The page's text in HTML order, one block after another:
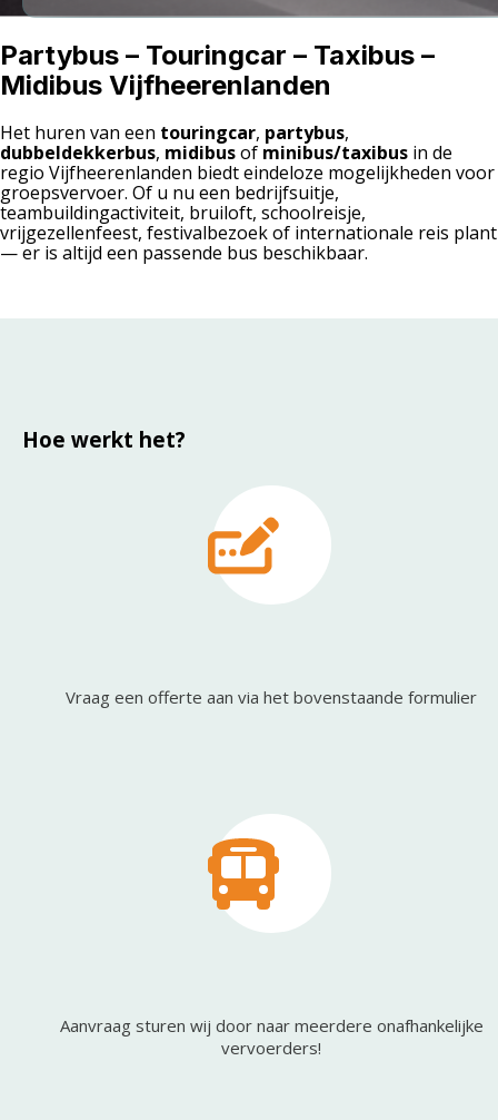
Partybus – Touringcar – Taxibus –
Midibus Vijfheerenlanden
Het huren van een touringcar, partybus,
dubbeldekkerbus, midibusof minibus/taxibus in de
regio Vijfheerenlanden biedt eindeloze mogelijkheden voor
groepsvervoer. Of u nu een bedrijfsuitje,
teambuildingactiviteit, bruiloft, schoolreisje,
vrijgezellenfeest, festivalbezoek of internationale reis plant
— er is altijd een passende bus beschikbaar.
Hoe werkt het?
Vraag een offerte aan via het bovenstaande formulier
Aanvraag sturen wij door naar meerdere onafhankelijke
vervoerders!